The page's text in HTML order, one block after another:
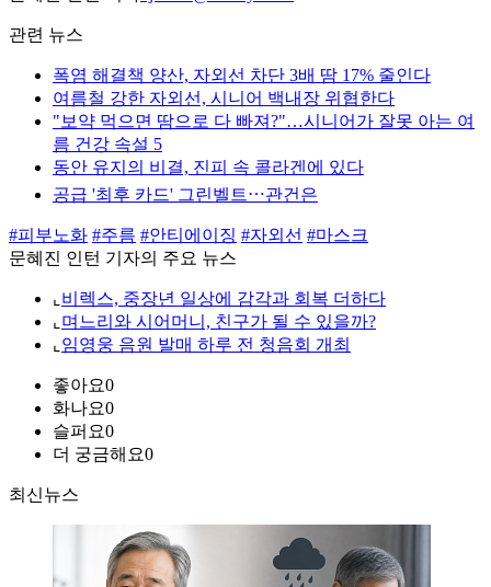
관련 뉴스
폭염 해결책 양산, 자외선 차단 3배 땀 17% 줄인다
여름철 강한 자외선, 시니어 백내장 위협한다
"보약 먹으면 땀으로 다 빠져?"…시니어가 잘못 아는 여
름 건강 속설 5
동안 유지의 비결, 진피 속 콜라겐에 있다
공급 '최후 카드' 그린벨트⋯관건은
#피부노화 #주름 #안티에이징 #자외선 #마스크
문혜진 인턴 기자의 주요 뉴스
⌞ 비렉스, 중장년 일상에 감각과 회복 더하다
⌞ 며느리와 시어머니, 친구가 될 수 있을까?
⌞ 임영웅 음원 발매 하루 전 청음회 개최
좋아요0
화나요0
슬퍼요0
더 궁금해요0
최신뉴스